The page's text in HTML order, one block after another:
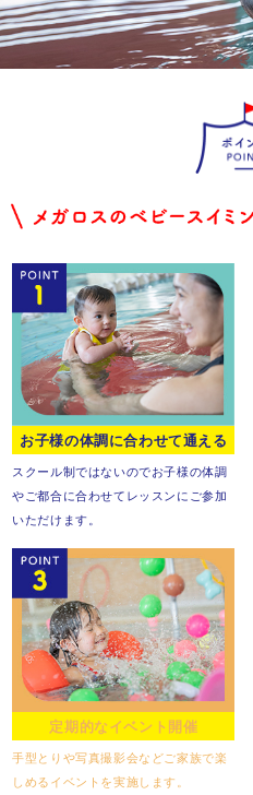
お子様の体調に合わせて通える
スクール制ではないのでお子様の体調
やご都合に合わせて レッスンにご参加
いただけます。
定期的なイベント開催
手型とりや写真撮影会などご家族で楽
しめるイベントを実施します。